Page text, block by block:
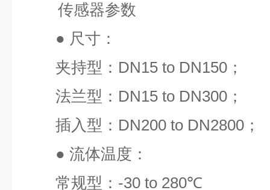
传感器参数
● 尺寸：
夹持型： DN15 to DN150 ；
法兰型： DN15 to DN300 ；
插入型： DN200 to DN2800 ；
● 流体温度：
常规型： -30 to 280℃